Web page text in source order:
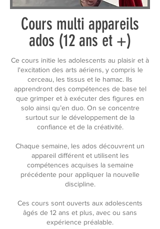
Cours multi appareils
ados (12 ans et +)
Ce cours initie les adolescents au plaisir et à
l'excitation des arts aériens, y compris le
cerceau, les tissus et le hamac. Ils
apprendront des compétences de base tel
que grimper et à exécuter des figures en
solo ainsi qu’en duo. On se concentre
surtout sur le développement de la
confiance et de la créativité.
Chaque semaine, les ados découvrent un
appareil différent et utilisent les
compétences acquises la semaine
précédente pour appliquer la nouvelle
discipline.
Ces cours sont ouverts aux adolescents
âgés de 12 ans et plus, avec ou sans
expérience préalable.